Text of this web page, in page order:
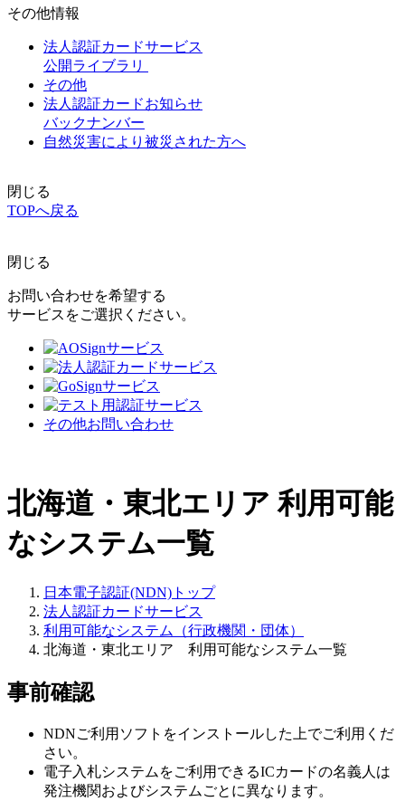
その他情報
法人認証カードサービス
公開ライブラリ
その他
法人認証カードお知らせ
バックナンバー
自然災害により被災された方へ
閉じる
TOPへ戻る
閉じる
お問い合わせを希望する
サービスをご選択ください。
その他お問い合わせ
北海道・東北エリア 利用可能
なシステム一覧
日本電子認証(NDN)トップ
法人認証カードサービス
利用可能なシステム（行政機関・団体）
北海道・東北エリア 利用可能なシステム一覧
事前確認
NDNご利用ソフトをインストールした上でご利用くだ
さい。
電子入札システムをご利用できるICカードの名義人は
発注機関およびシステムごとに異なります。